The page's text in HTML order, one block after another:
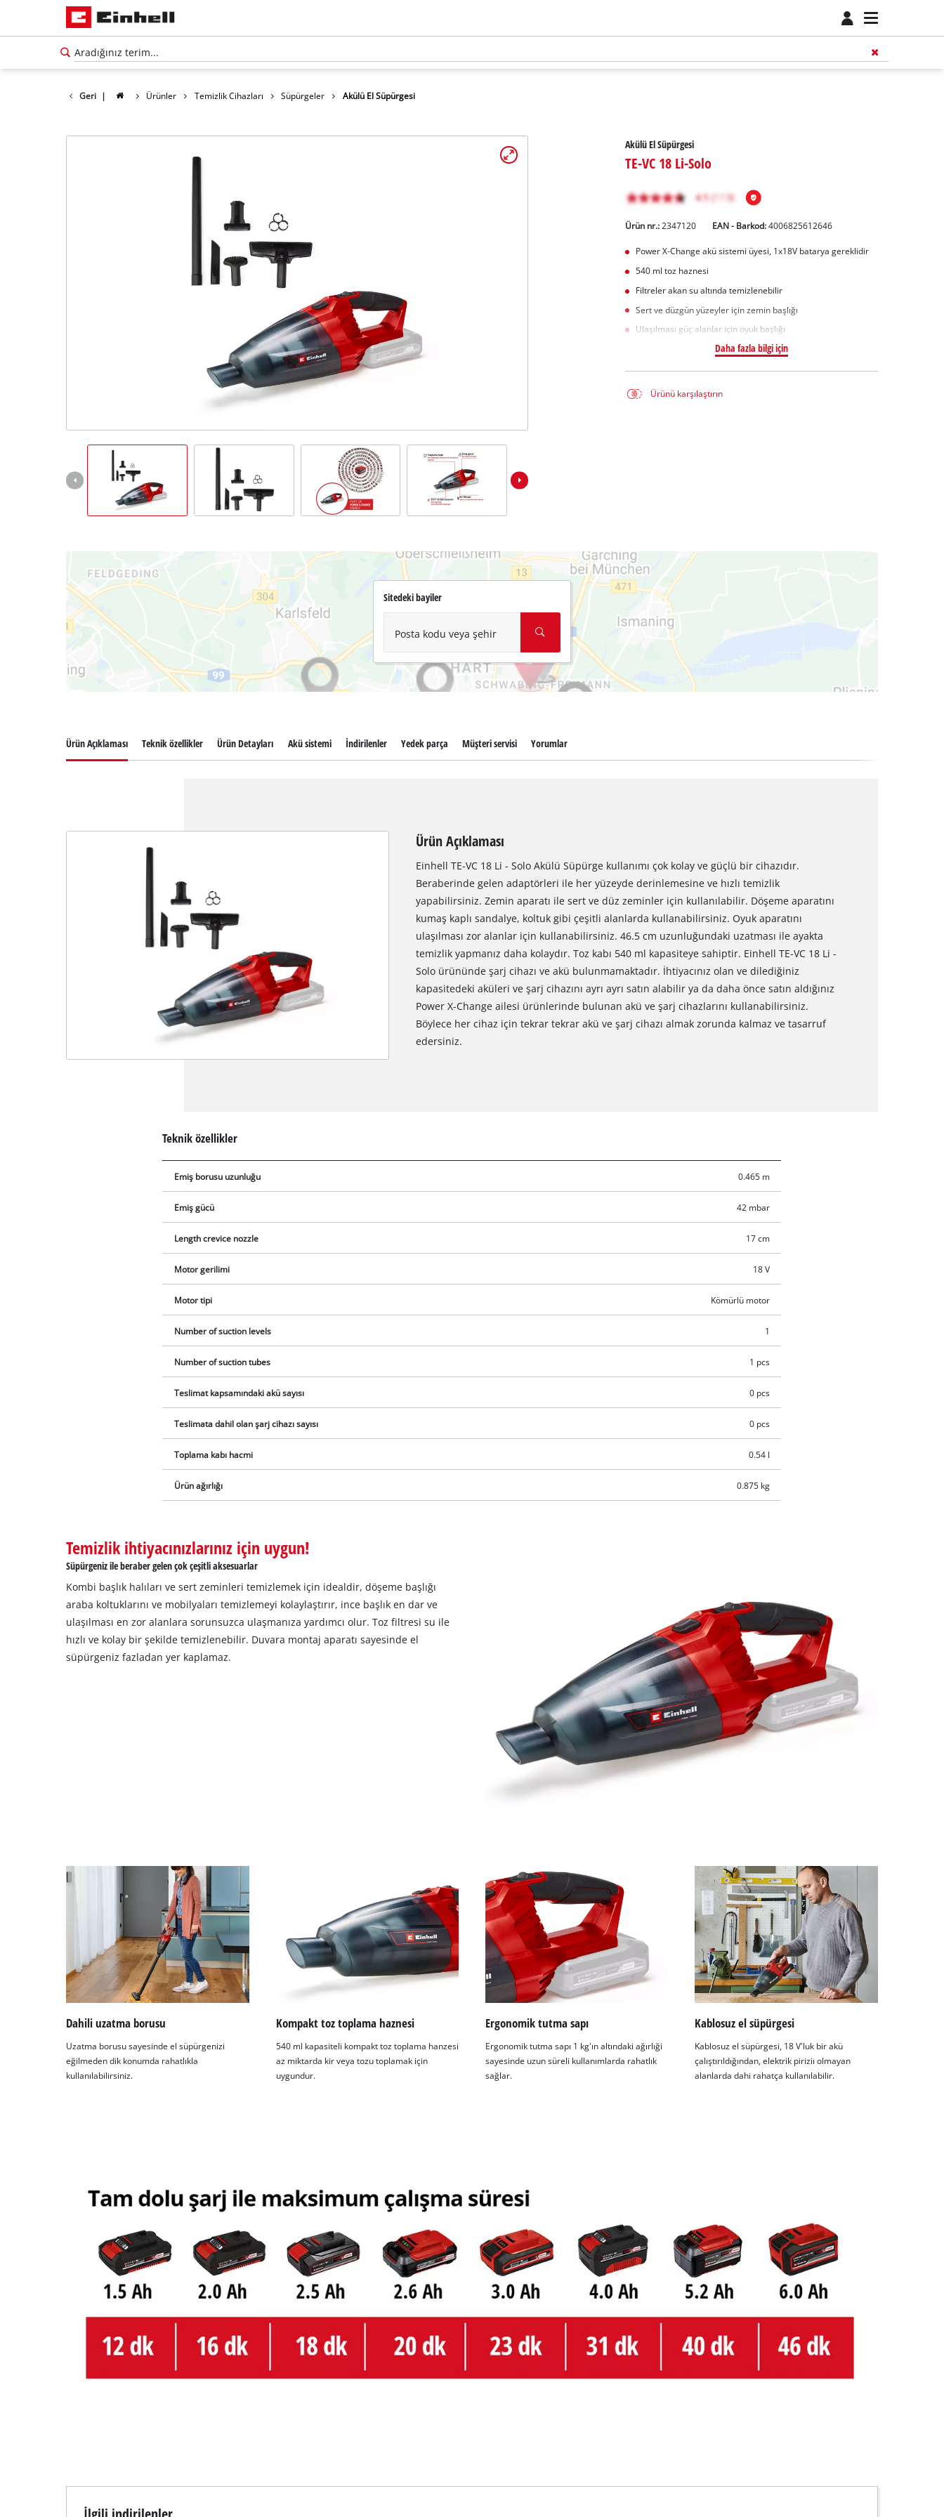
Geri | Ürünler Temizlik Cihazları Süpürgeler Akülü El Süpürgesi
Akülü El Süpürgesi
TE-VC 18 Li-Solo
Ürün nr.: 2347120 EAN - Barkod:4006825612646
Power X-Change akü sistemi üyesi, 1x18V batarya gereklidir
540 ml toz haznesi
Filtreler akan su altında temizlenebilir
Sert ve düzgün yüzeyler için zemin başlığı
Ulaşılması güç alanlar için oyuk başlığı
Daha fazla bilgi için
Ürünü karşılaştırın
Sitedeki bayiler
Posta kodu veya şehir
the site with their CMP to add this content
to the list of technologies used.
Ürün Açıklaması Teknik özellikler Ürün Detayları Akü sistemi İndirilenler Yedek parça Müşteri servisi Yorumlar
Ürün Açıklaması
Einhell TE-VC 18 Li - Solo Akülü Süpürge kullanımı çok kolay ve güçlü bir cihazıdır.
Beraberinde gelen adaptörleri ile her yüzeyde derinlemesine ve hızlı temizlik
yapabilirsiniz. Zemin aparatı ile sert ve düz zeminler için kullanılabilir. Döşeme aparatını
kumaş kaplı sandalye, koltuk gibi çeşitli alanlarda kullanabilirsiniz. Oyuk aparatını
ulaşılması zor alanlar için kullanabilirsiniz. 46.5 cm uzunluğundaki uzatması ile ayakta
temizlik yapmanız daha kolaydır. Toz kabı 540 ml kapasiteye sahiptir. Einhell TE-VC 18 Li -
Solo ürününde şarj cihazı ve akü bulunmamaktadır. İhtiyacınız olan ve dilediğiniz
kapasitedeki aküleri ve şarj cihazını ayrı ayrı satın alabilir ya da daha önce satın aldığınız
Power X-Change ailesi ürünlerinde bulunan akü ve şarj cihazlarını kullanabilirsiniz.
Böylece her cihaz için tekrar tekrar akü ve şarj cihazı almak zorunda kalmaz ve tasarruf
edersiniz.
Teknik özellikler
Emiş borusu uzunluğu 0.465 m
Emiş gücü 42 mbar
Length crevice nozzle 17 cm
Motor gerilimi 18 V
Motor tipi Kömürlü motor
Number of suction levels 1
Number of suction tubes 1 pcs
Teslimat kapsamındaki akü sayısı 0 pcs
Teslimata dahil olan şarj cihazı sayısı 0 pcs
Toplama kabı hacmi 0.54 l
Ürün ağırlığı 0.875 kg
Temizlik ihtiyacınızlarınız için uygun!
Süpürgeniz ile beraber gelen çok çeşitli aksesuarlar
Kombi başlık halıları ve sert zeminleri temizlemek için idealdir, döşeme başlığı
araba koltuklarını ve mobilyaları temizlemeyi kolaylaştırır, ince başlık en dar ve
ulaşılması en zor alanlara sorunsuzca ulaşmanıza yardımcı olur. Toz filtresi su ile
hızlı ve kolay bir şekilde temizlenebilir. Duvara montaj aparatı sayesinde el
süpürgeniz fazladan yer kaplamaz.
Dahili uzatma borusu
Uzatma borusu sayesinde el süpürgenizi
eğilmeden dik konumda rahatlıkla
kullanılabilirsiniz.
Kompakt toz toplama haznesi
540 ml kapasiteli kompakt toz toplama hanzesi
az miktarda kir veya tozu toplamak için
uygundur.
Ergonomik tutma sapı
Ergonomik tutma sapı 1 kg'ın altındaki ağırlıği
sayesinde uzun süreli kullanımlarda rahatlık
sağlar.
Kablosuz el süpürgesi
Kablosuz el süpürgesi, 18 V'luk bir akü
çalıştırıldığından, elektrik piriziı olmayan
alanlarda dahi rahatça kullanılabilir.